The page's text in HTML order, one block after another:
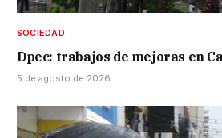
SOCIEDAD
Dpec: trabajos de mejoras en
5 de agosto de 2026